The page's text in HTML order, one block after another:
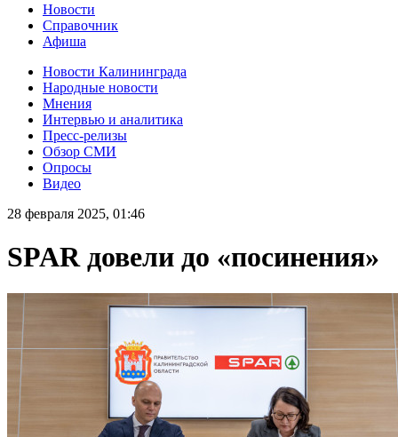
Новости
Справочник
Афиша
Новости Калининграда
Народные новости
Мнения
Интервью и аналитика
Пресс-релизы
Обзор СМИ
Опросы
Видео
28 февраля 2025, 01:46
SPAR довели до «посинения»